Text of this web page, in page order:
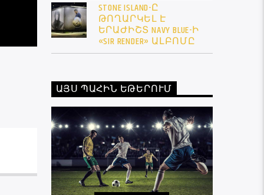
STONE ISLAND-Ը
ԹՈՂԱՐԿԵԼ Է
ԵՐԱԺԻՇՏ NAVY BLUE-Ի
«SIR RENDER» ԱԼԲՈՄԸ
ԱՅՍ ՊԱՀԻՆ ԵԹԵՐՈՒՄ